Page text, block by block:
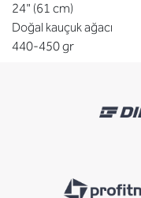
24" (61 cm)
Doğal kauçuk ağacı
440-450 gr